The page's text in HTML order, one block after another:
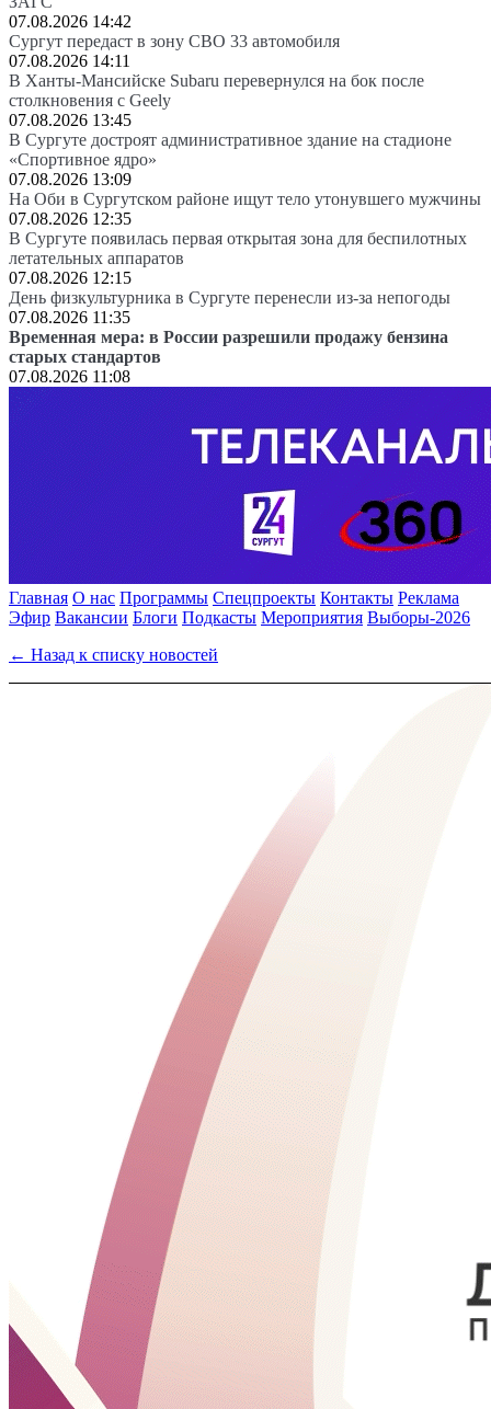
07.08.2026 14:42
Сургут передаст в зону СВО 33 автомобиля
07.08.2026 14:11
В Ханты-Мансийске Subaru перевернулся на бок после
столкновения с Geely
07.08.2026 13:45
В Сургуте достроят административное здание на стадионе
«Спортивное ядро»
07.08.2026 13:09
На Оби в Сургутском районе ищут тело утонувшего мужчины
07.08.2026 12:35
В Сургуте появилась первая открытая зона для беспилотных
летательных аппаратов
07.08.2026 12:15
День физкультурника в Сургуте перенесли из-за непогоды
07.08.2026 11:35
Временная мера: в России разрешили продажу бензина
старых стандартов
07.08.2026 11:08
Главная О нас Программы Спецпроекты Контакты Реклама
Эфир Вакансии Блоги Подкасты Мероприятия Выборы-2026
← Назад к списку новостей